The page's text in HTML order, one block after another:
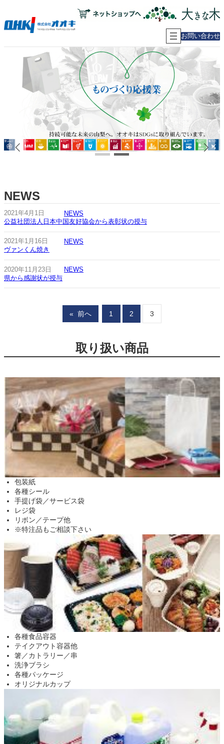
を
キ
お問い合わせ
NEWS
2021年4月1日
NEWS
公益社団法人日本中国友好協会から表彰状の授与
2021年1月16日
NEWS
ヴァンくん焼き
2020年11月23日
NEWS
県から感謝状が授与
« 前へ 1 2 3
取り扱い商品
包装紙
各種シール
手提げ袋／サービス袋
レジ袋
リボン／テープ他
※特注品もご相談下さい
各種食品容器
テイクアウト容器他
箸／カトラリー／串
洗浄ブラシ
各種パッケージ
オリジナルカップ